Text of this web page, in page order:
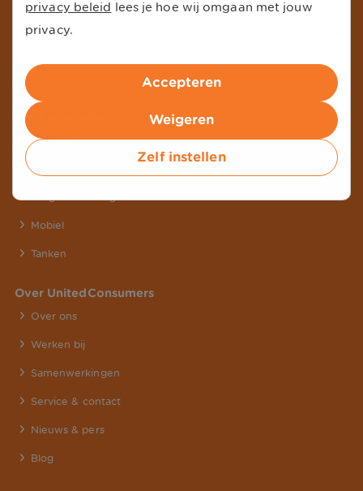
Onze producten
Energie
Autoverzekering
Mobiel
Tanken
Over UnitedConsumers
Over ons
Werken bij
Samenwerkingen
Service & contact
Nieuws & pers
Blog
privacy beleid lees je hoe wij omgaan met jouw
privacy.
Accepteren
Weigeren
Zelf instellen